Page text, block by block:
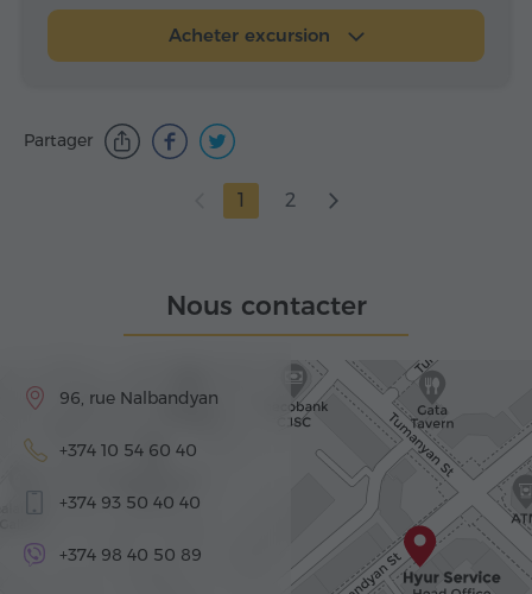
Acheter excursion
Partager
1 2
Nous contacter
96, rue Nalbandyan
+374 10 54 60 40
+374 93 50 40 40
+374 98 40 50 89